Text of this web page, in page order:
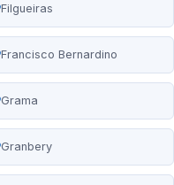
Filgueiras
Francisco Bernardino
Grama
Granbery